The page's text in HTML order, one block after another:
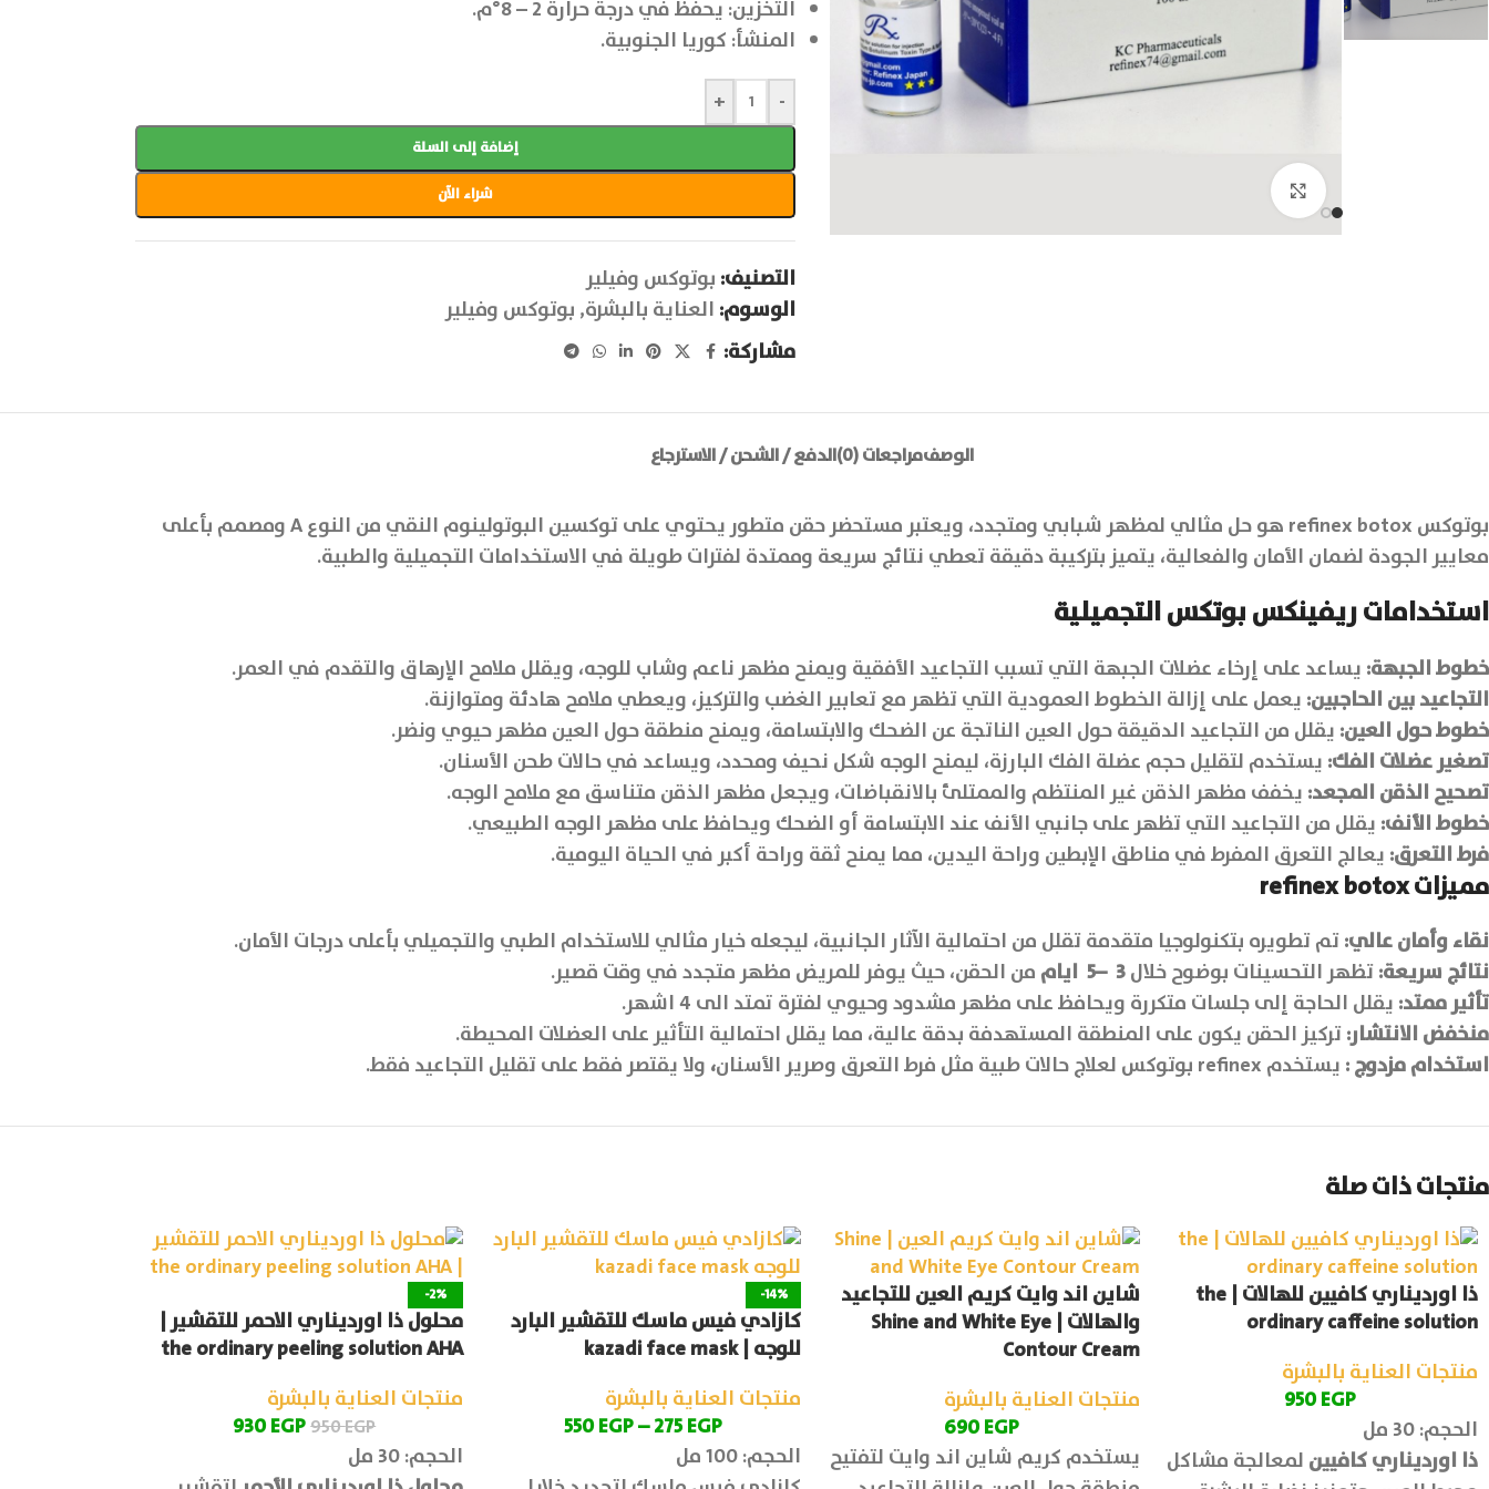
التخزين: يحفظ في درجة حرارة 2 – 8°م.
المنشأ: كوريا الجنوبية.
-
+
إضافة إلى السلة
شراء الآن
التصنيف: بوتوكس وفيلير
الوسوم: العناية بالبشرة, بوتوكس وفيلير
مشاركة:
الوصفمراجعات (0) الدفع / الشحن / الاسترجاع
بوتوكس refinex botox هو حل مثالي لمظهر شبابي ومتجدد، ويعتبر مستحضر حقن متطور يحتوي على توكسين البوتولينوم النقي من النوع A ومصمم بأعلى
معايير الجودة لضمان الأمان والفعالية، يتميز بتركيبة دقيقة تعطي نتائج سريعة وممتدة لفترات طويلة في الاستخدامات التجميلية والطبية.
استخدامات ريفينكس بوتكس التجميلية
خطوط الجبهة: يساعد على إرخاء عضلات الجبهة التي تسبب التجاعيد الأفقية ويمنح مظهر ناعم وشاب للوجه، ويقلل ملامح الإرهاق والتقدم في العمر.
التجاعيد بين الحاجبين: يعمل على إزالة الخطوط العمودية التي تظهر مع تعابير الغضب والتركيز، ويعطي ملامح هادئة ومتوازنة.
خطوط حول العين: يقلل من التجاعيد الدقيقة حول العين الناتجة عن الضحك والابتسامة، ويمنح منطقة حول العين مظهر حيوي ونضر.
تصغير عضلات الفك: يستخدم لتقليل حجم عضلة الفك البارزة، ليمنح الوجه شكل نحيف ومحدد، ويساعد في حالات طحن الأسنان.
تصحيح الذقن المجعد: يخفف مظهر الذقن غير المنتظم والممتلئ بالانقباضات، ويجعل مظهر الذقن متناسق مع ملامح الوجه.
خطوط الأنف: يقلل من التجاعيد التي تظهر على جانبي الأنف عند الابتسامة أو الضحك ويحافظ على مظهر الوجه الطبيعي.
فرط التعرق: يعالج التعرق المفرط في مناطق الإبطين وراحة اليدين، مما يمنح ثقة وراحة أكبر في الحياة اليومية.
مميزات refinex botox
نقاء وأمان عالي:تم تطويره بتكنولوجيا متقدمة تقلل من احتمالية الآثار الجانبية، ليجعله خيار مثالي للاستخدام الطبي والتجميلي بأعلى درجات الأمان.
نتائج سريعة:تظهر التحسينات بوضوح خلال3
–
5 ايام من الحقن، حيث يوفر للمريض مظهر متجدد في وقت قصير.
تأثير ممتد: يقلل الحاجة إلى جلسات متكررة ويحافظ على مظهر مشدود وحيوي لفترة تمتد الى 4 اشهر.
منخفض الانتشار:تركيز الحقن يكون على المنطقة المستهدفة بدقة عالية، مما يقلل احتمالية التأثير على العضلات المحيطة.
استخدام مزدوج : يستخدم refinex بوتوكس لعلاج حالات طبية مثل فرط التعرق وصرير الأسنان ، ولا يقتصر فقط على تقليل التجاعيد فقط.
منتجات ذات صلة
ذا اورديناري كافيين للهالات | the
ordinary caffeine solution
منتجات العناية بالبشرة
950EGP
الحجم: 30 مل
ذا اورديناري كافيين لمعالجة مشاكل
شاين اند وايت كريم العين للتجاعيد
والهالات | Shine and White Eye
Contour Cream
منتجات العناية بالبشرة
690EGP
يستخدم كريم شاين اند وايت لتفتيح
-14%
كازادي فيس ماسك للتقشير البارد
للوجه | kazadi face mask
منتجات العناية بالبشرة
275EGP
–
550EGP
الحجم: 100 مل
-2%
محلول ذا اورديناري الاحمر للتقشير |
the ordinary peeling solution AHA
منتجات العناية بالبشرة
950EGP
930EGP
الحجم: 30 مل